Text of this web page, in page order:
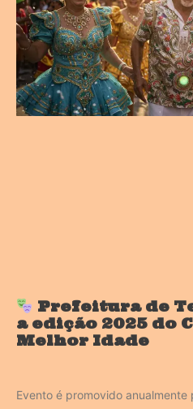
Prefeitura de
a edição 2025 do
Melhor Idade
Evento é promovido anualmente